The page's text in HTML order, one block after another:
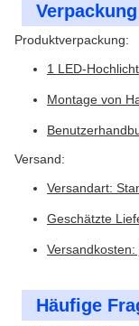
Produktverpackung:
1 LED-Hochlicht
Montage von
Versand:
Versandart:
Geschätzte
Häufige